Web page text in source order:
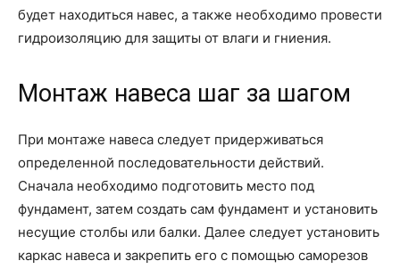
будет находиться навес, а также необходимо провести
гидроизоляцию для защиты от влаги и гниения.
Монтаж навеса шаг за шагом
При монтаже навеса следует придерживаться
определенной последовательности действий.
Сначала необходимо подготовить место под
фундамент, затем создать сам фундамент и установить
несущие столбы или балки. Далее следует установить
каркас навеса и закрепить его с помощью саморезов